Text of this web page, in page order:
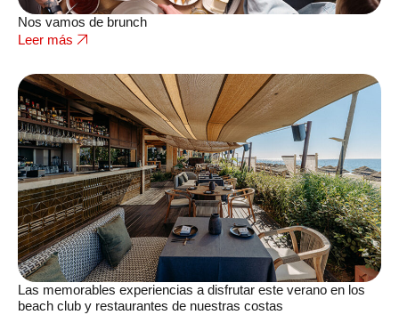
Nos vamos de brunch
Leer más
Las memorables experiencias a disfrutar este verano en los
beach club y restaurantes de nuestras costas